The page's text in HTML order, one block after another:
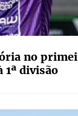
no
1ª divisão